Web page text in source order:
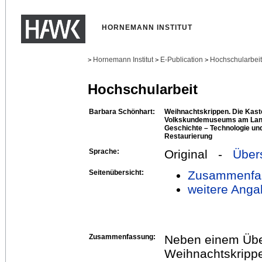
HORNEMANN INSTITUT
> Hornemann Institut > E-Publication >
Hochschularbeit
Barbara Schönhart:
Weihnachtskrippen. Die
Volkskundemuseums am
Geschichte – Technologie
Restaurierung
Sprache:
Original -
Seitenübersicht:
weitere
Zusammenfassung:
Neben einem